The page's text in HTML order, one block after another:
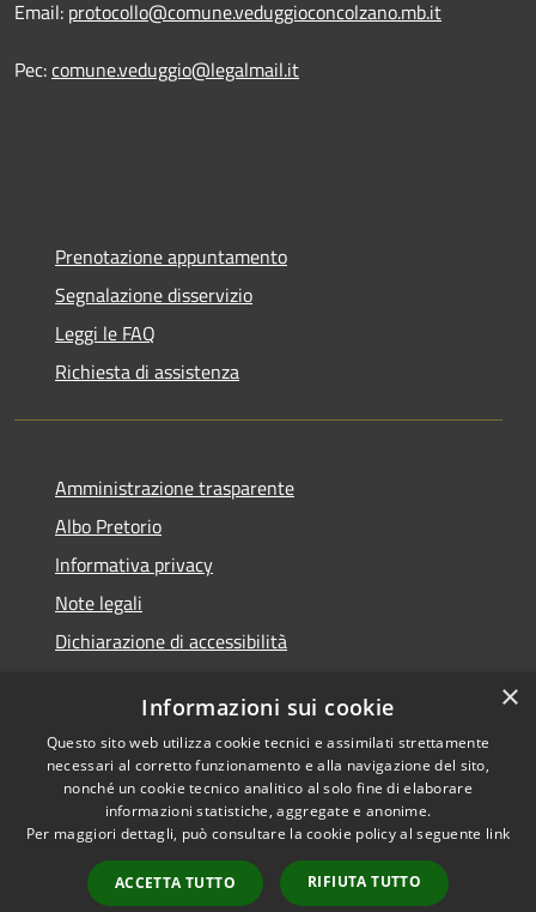
Email: protocollo@comune.veduggioconcolzano.mb.it
Pec:comune.veduggio@legalmail.it
Prenotazione appuntamento
Segnalazione disservizio
Leggi le FAQ
Richiesta di assistenza
Amministrazione trasparente
Albo Pretorio
Informativa privacy
Note legali
Dichiarazione di accessibilità
RSS
Accessibilità
Cookie
Mappa del sito
Copyright © 2026 • Comune di
Veduggio con Colzano •
Powered byMunicipium
Accesso redazione
×
Informazioni sui cookie
Questo sito web utilizza cookie tecnici e assimilati strettamente
necessari al corretto funzionamento e alla navigazione del sito,
nonché un cookie tecnico analitico al solo fine di elaborare
informazioni statistiche, aggregate e anonime.
Per maggiori dettagli, può consultare la cookie policy al seguente link
ACCETTA TUTTO RIFIUTA TUTTO